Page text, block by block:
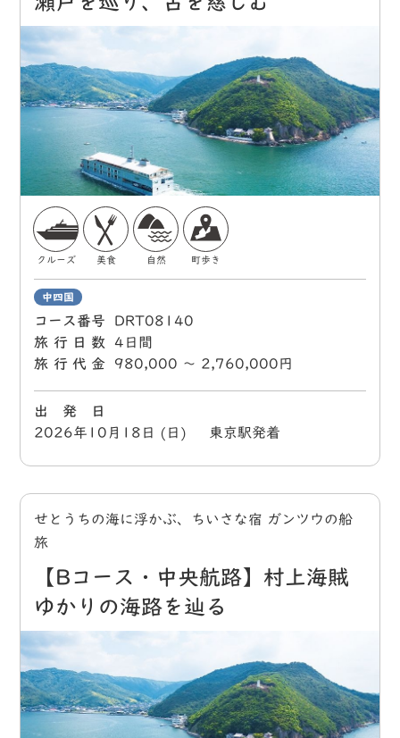
クルーズ 美食 自然 町歩き
中四国
コース番号
DRT08140
旅行日数
4日間
旅行代金
980,000 〜 2,760,000円
出 発 日
2026年10月18日 (日) 東京駅発着
せとうちの海に浮かぶ、ちいさな宿 ガンツウの船
旅
【Bコース・中央航路】村上海賊
ゆかりの海路を辿る